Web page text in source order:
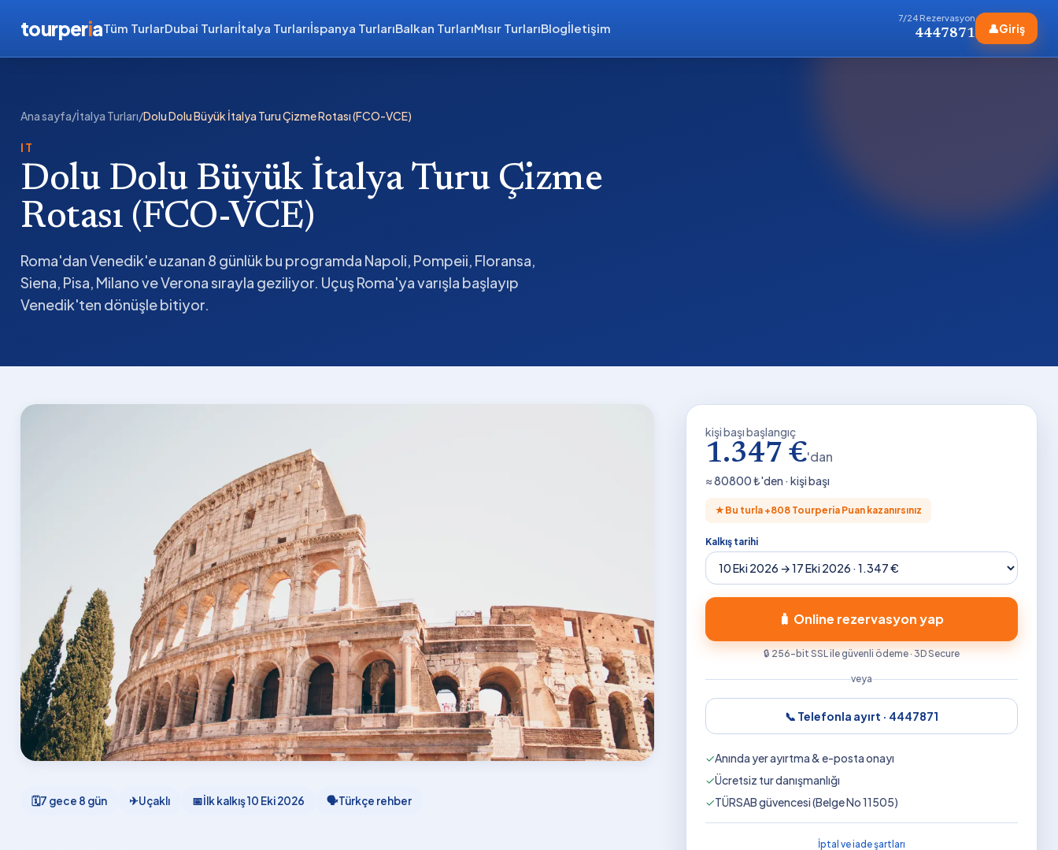
tourperiaTüm TurlarDubai Turlarıİtalya Turlarıİspanya TurlarıBalkan TurlarıMısır TurlarıBlogİletişim
7/24 Rezervasyon
4447871 👤Giriş
Ana sayfa/İtalya Turları/Dolu Dolu Büyük İtalya Turu Çizme Rotası (FCO-VCE)
IT
Dolu Dolu Büyük İtalya Turu Çizme
Rotası (FCO-VCE)
Roma'dan Venedik'e uzanan 8 günlük bu programda Napoli, Pompeii, Floransa,
Siena, Pisa, Milano ve Verona sırayla geziliyor. Uçuş Roma'ya varışla başlayıp
Venedik'ten dönüşle bitiyor.
🗓7 gece 8 gün ✈Uçaklı 📅İlk kalkış10 Eki 2026 🗣Türkçe rehber
kişi başı başlangıç
1.347 €'dan
≈80800₺'den · kişi başı
★ Bu turla +808Tourperia Puan kazanırsınız
Kalkış tarihi
🧳 Online rezervasyon yap
🔒 256-bit SSL ile güvenli ödeme · 3D Secure
veya
📞 Telefonla ayırt · 4447871
✓Anında yer ayırtma & e-posta onayı
✓Ücretsiz tur danışmanlığı
✓TÜRSAB güvencesi (Belge No 11505)
İptal ve iade şartları